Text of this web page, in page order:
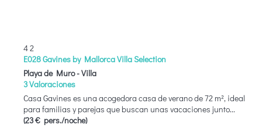
42
E028 Gavines by Mallorca Villa Selection
Playa de Muro -Villa
3 Valoraciones
Casa Gavines es una acogedora casa de verano de 72 m², ideal
para familias y parejas que buscan unas vacaciones junto...
(23 € pers./noche)